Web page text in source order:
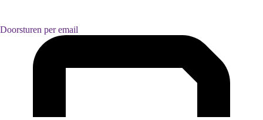
Doorsturen per email